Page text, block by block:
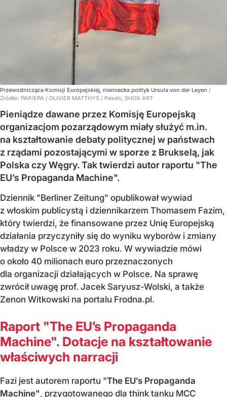
Przewodnicząca Komisji Europejskiej, niemiecka polityk Ursula von der Leyen /
Źródło: PAP/EPA / OLIVIER MATTHYS / Pexels, SHOX ART
Pieniądze dawane przez Komisję Europejską
organizacjom pozarządowym miały służyć m.in.
na kształtowanie debaty politycznej w państwach
z rządami pozostającymi w sporze z Brukselą, jak
Polska czy Węgry. Tak twierdzi autor raportu "The
EU’s Propaganda Machine".
Dziennik "Berliner Zeitung" opublikował wywiad
z włoskim publicystą i dziennikarzem Thomasem Fazim,
który twierdzi, że finansowane przez Unię Europejską
działania przyczyniły się do wyniku wyborów i zmiany
władzy w Polsce w 2023 roku. W wywiadzie mówi
o około 40 milionach euro przeznaczonych
dla organizacji działających w Polsce. Na sprawę
zwrócił uwagę prof. Jacek Saryusz-Wolski, a także
Zenon Witkowski na portalu Frodna.pl.
Raport "The EU’s Propaganda
Machine". Dotacje na kształtowanie
właściwych narracji
Fazi jest autorem raportu "The EU’s Propaganda
Machine", przygotowanego dla think tanku MCC